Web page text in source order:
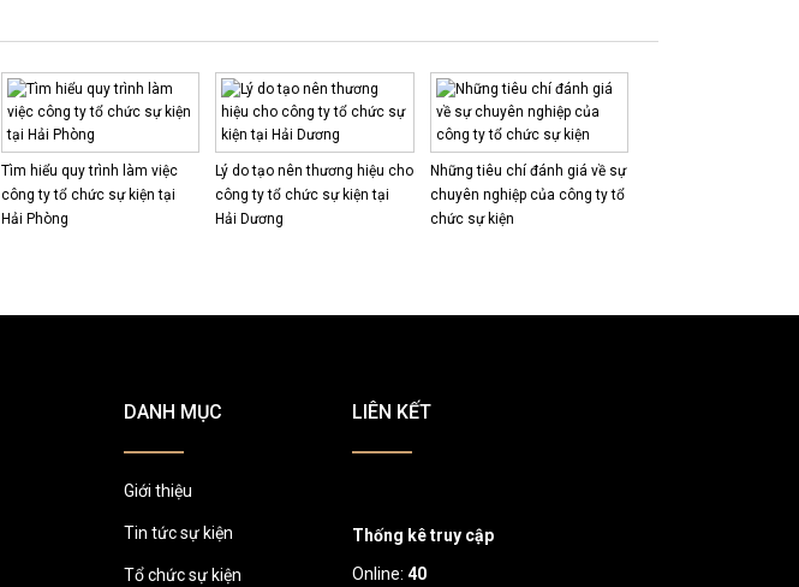
Tìm hiểu quy trình làm việc
công ty tổ chức sự kiện tại
Hải Phòng
Lý do tạo nên thương hiệu cho
công ty tổ chức sự kiện tại
Hải Dương
Những tiêu chí đánh giá về sự
chuyên nghiệp của công ty tổ
chức sự kiện
DANH MỤC
Giới thiệu
Tin tức sự kiện
Tổ chức sự kiện
LIÊN KẾT
Thống kê truy cập
Online: 40